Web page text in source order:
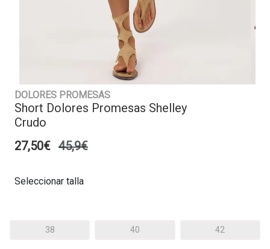
DOLORES PROMESAS
Short Dolores Promesas Shelley
Crudo
27,50€ 45,9€
Seleccionar talla
38 40 42